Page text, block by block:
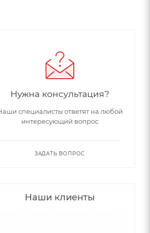
Нужна консультация?
специалисты ответят на любой
интересующий вопрос
ЗАДАТЬ ВОПРОС
Наши клиенты